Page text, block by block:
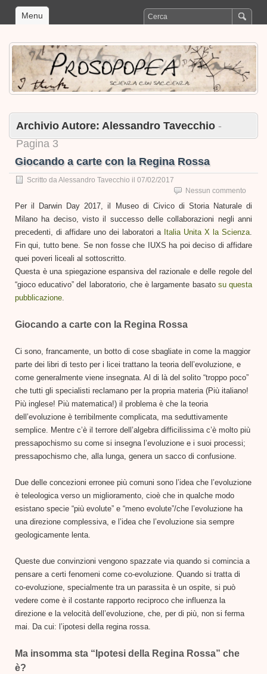
Menu
Archivio Autore: Alessandro Tavecchio -
Pagina 3
Giocando a carte con la Regina Rossa
Scritto da Alessandro Tavecchio il 07/02/2017
Nessun commento
Per il Darwin Day 2017, il Museo di Civico di Storia Naturale di
Milano ha deciso, visto il successo delle collaborazioni negli anni
precedenti, di affidare uno dei laboratori a Italia Unita X la Scienza
Fin qui, tutto bene. Se non fosse che IUXS ha poi deciso di affidare
quei poveri liceali al sottoscritto.
Questa è una spiegazione espansiva del razionale e delle regole del
“gioco educativo” del laboratorio, che è largamente basato su questa
pubblicazione
Giocando a carte con la Regina Rossa
Ci sono, francamente, un botto di cose sbagliate in come la maggior
parte dei libri di testo per i licei trattano la teoria dell’evoluzione, e
come generalmente viene insegnata. Al di là del solito “troppo poco”
che tutti gli specialisti reclamano per la propria materia (Più italiano!
Più inglese! Più matematica!) il problema è che la teoria
dell’evoluzione è terribilmente complicata, ma seduttivamente
semplice. Mentre c’è il terrore dell’algebra difficilissima c’è molto più
pressapochismo su come si insegna l’evoluzione e i suoi processi;
pressapochismo che, alla lunga, genera un sacco di confusione.
Due delle concezioni erronee più comuni sono l’idea che l’evoluzione
è teleologica verso un miglioramento, cioè che in qualche modo
esistano specie “più evolute” e “meno evolute”/che l’evoluzione ha
una direzione complessiva, e l’idea che l’evoluzione sia sempre
geologicamente lenta.
Queste due convinzioni vengono spazzate via quando si comincia a
pensare a certi fenomeni come co-evoluzione. Quando si tratta di
co-evoluzione, specialmente tra un parassita è un ospite, si può
vedere come è il costante rapporto reciproco che influenza la
direzione e la velocità dell’evoluzione, che, per di più, non si ferma
mai. Da cui: l’ipotesi della regina rossa.
Ma insomma sta “Ipotesi della Regina Rossa” che
è?